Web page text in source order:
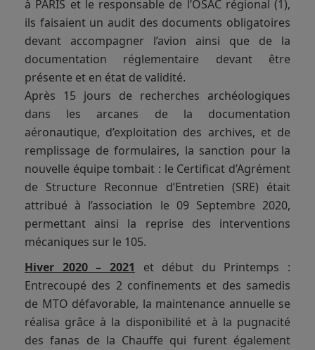
à PARIS et le responsable de l’OSAC régional (1),
ils faisaient un audit des documents obligatoires
devant accompagner l’avion ainsi que de la
documentation réglementaire devant être
présente et en état de validité.
Après 15 jours de recherches archéologiques
dans les arcanes de la documentation
aéronautique, d’exploitation des archives, et de
remplissage de formulaires, la sanction pour la
nouvelle équipe tombait : le Certificat d’Agrément
de Structure Reconnue d’Entretien (SRE) était
attribué à l’association le 09 Septembre 2020,
permettant ainsi la reprise des interventions
mécaniques sur le 105.
Hiver 2020 – 2021 et début du Printemps :
Entrecoupé des 2 confinements et des samedis
de MTO défavorable, la maintenance annuelle se
réalisa grâce à la disponibilité et à la pugnacité
des fanas de la Chauffe qui furent également